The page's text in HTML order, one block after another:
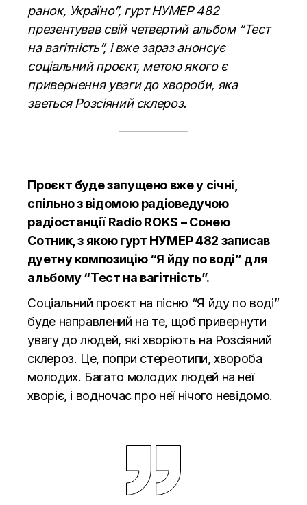
ранок, Україно”, гурт НУМЕР 482
презентував свій четвертий альбом “Тест
на вагітність”, і вже зараз анонсує
соціальний проєкт, метою якого є
привернення уваги до хвороби, яка
зветься Розсіяний склероз.
Проєкт буде запущено вже у січні,
спільно з відомою радіоведучою
радіостанції Radio ROKS – Сонею
Сотник, з якою гурт НУМЕР 482 записав
дуетну композицію “Я йду по воді” для
альбому “Тест на вагітність”.
Соціальний проєкт на пісню “Я йду по воді”
буде направлений на те, щоб привернути
увагу до людей, які хворіють на Розсіяний
склероз. Це, попри стереотипи, хвороба
молодих. Багато молодих людей на неї
хворіє, і водночас про неї нічого невідомо.